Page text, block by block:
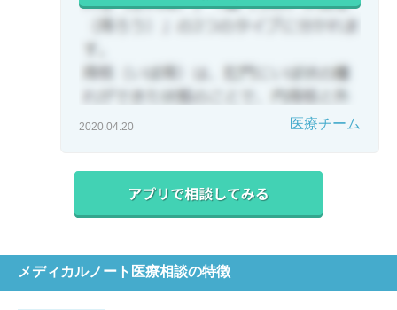
2020.04.20 医療チーム
メディカルノート医療相談の特徴